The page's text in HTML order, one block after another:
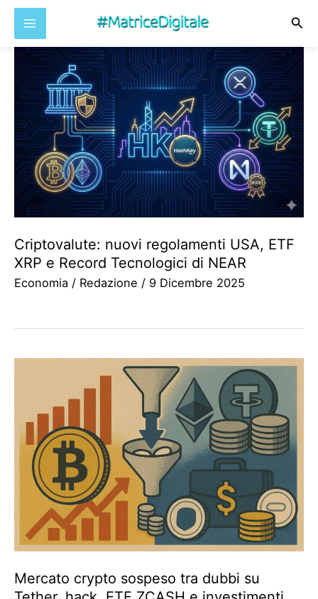
contenuto
Criptovalute: nuovi regolamenti USA, ETF
XRP e Record Tecnologici di NEAR
Economia / Redazione / 9 Dicembre 2025
Mercato crypto sospeso tra dubbi su